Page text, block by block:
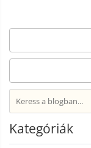
Kategóriák